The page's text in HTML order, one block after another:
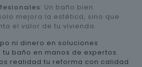
: Un baño bien
mejora la estética, sino que
el valor de tu vivienda.
ni dinero en soluciones
baño en manos de expertos.
realidad tu reforma con calidad